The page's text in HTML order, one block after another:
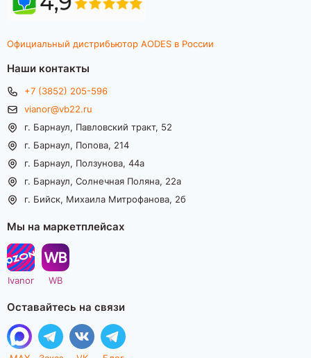
Официальный дистрибьютор AODES в России
Наши контакты
+7 (3852) 205-596
vianor@vb22.ru
г. Барнаул, Павловский тракт, 52
г. Барнаул, Попова, 214
г. Барнаул, Ползунова, 44а
г. Барнаул, Солнечная Поляна, 22а
г. Бийск, Михаила Митрофанова, 2б
Мы на маркетплейсах
Ivanor WB
Оставайтесь на связи